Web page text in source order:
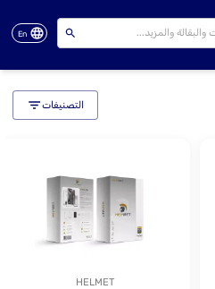
En
HELMET
التصنيفات